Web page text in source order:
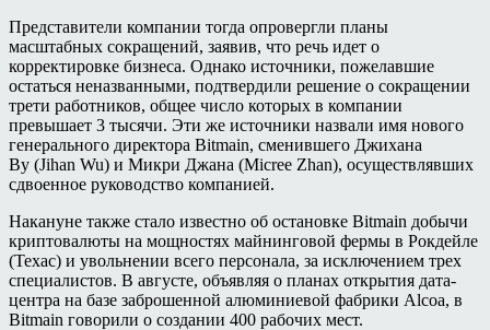
Представители компании тогда опровергли планы
масштабных сокращений, заявив, что речь идет о
корректировке бизнеса. Однако источники, пожелавшие
остаться неназванными, подтвердили решение о сокращении
трети работников, общее число которых в компании
превышает 3 тысячи. Эти же источники назвали имя нового
генерального директора Bitmain, сменившего Джихана
Ву (Jihan Wu) и Микри Джана (Micree Zhan), осуществлявших
сдвоенное руководство компанией.
Накануне также стало известно об остановке Bitmain добычи
криптовалюты на мощностях майнинговой фермы в Рокдейле
(Техас) и увольнении всего персонала, за исключением трех
специалистов. В августе, объявляя о планах открытия дата-
центра на базе заброшенной алюминиевой фабрики Alcoa, в
Bitmain говорили о создании 400 рабочих мест.